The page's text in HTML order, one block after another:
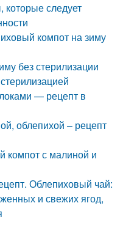
которые следует
компот на зиму
без стерилизации
— рецепт в
облепихой – рецепт
компот с малиной и
Облепиховый чай:
и свежих ягод,